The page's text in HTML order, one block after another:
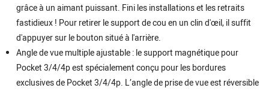
grâce à un aimant puissant. Fini les installations et les retraits
fastidieux ! Pour retirer le support de cou en un clin d'œil, il suffit
d'appuyer sur le bouton situé à l'arrière.
Angle de vue multiple ajustable : le support magnétique pour
Pocket 3/4/4p est spécialement conçu pour les bordures
exclusives de Pocket 3/4/4p. L’angle de prise de vue est réversible